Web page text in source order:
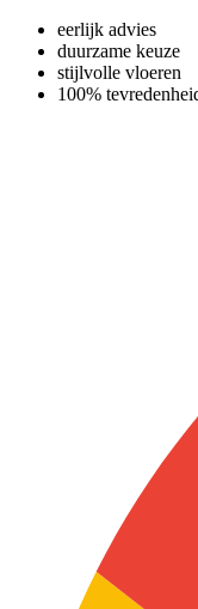
eerlijk advies
duurzame keuze
stijlvolle vloeren
100%